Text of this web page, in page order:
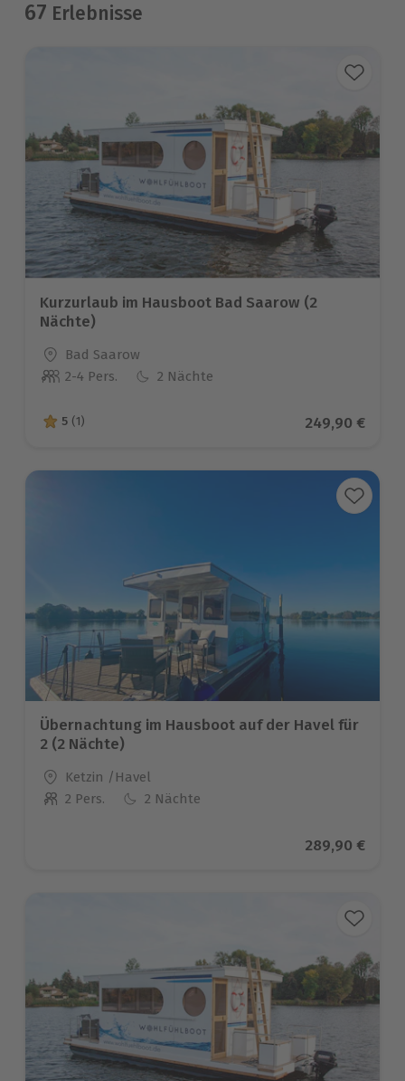
67 Erlebnisse
Kurzurlaub im Hausboot Bad Saarow (2
Nächte)
Standort
Bad Saarow
Anzahl der Teilnehmer
2-4 Pers. 2 Nächte
5 von 5 Sternen basierend auf 1 Bewertungen
5 (1) Aktueller
249,90 €
Übernachtung im Hausboot auf der Havel für
2 (2 Nächte)
Standort
Ketzin /Havel
Anzahl der Teilnehmer
2 Pers. 2 Nächte
Aktueller
289,90 €